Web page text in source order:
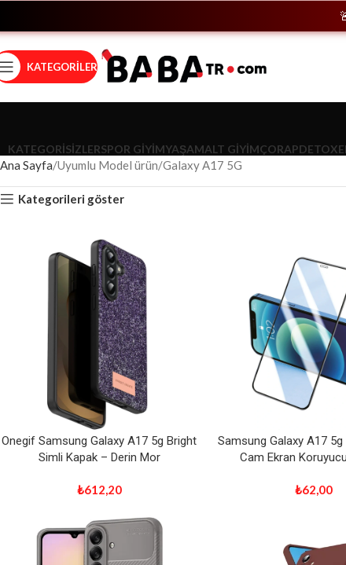
KATEGORILER
KATEGORISIZLERSPOR GIYIMYAŞAMALT GIYIMÇORAPDETOX
Ana Sayfa Uyumlu Model ürün Galaxy A17 5G
Kategorileri göster
Onegif Samsung Galaxy A17 5g Bright
Simli Kapak – Derin Mor
₺612,20
Samsung Galaxy A17
Cam Ekran
₺62,00